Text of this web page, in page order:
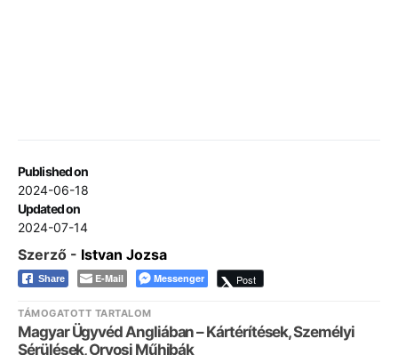
Published on
2024-06-18
Updated on
2024-07-14
Szerző - Istvan Jozsa
Share E-Mail Messenger Post
TÁMOGATOTT TARTALOM
Magyar Ügyvéd Angliában – Kártérítések, Személyi
Sérülések, Orvosi Műhibák